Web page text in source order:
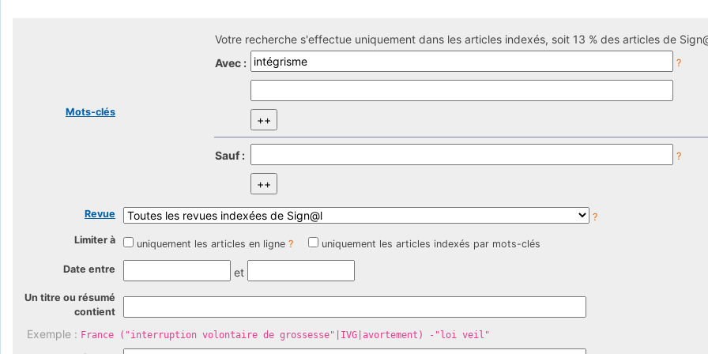
Mots-clés
Votre recherche s'effectue uniquement dans les articles indexés, soit 13 % des articles de
Avec :
?
Sauf : ?
Revue
?
Limiter à
uniquement les articles en ligne ? uniquement les articles indexés par mots-clés
Date entre et
Un titre ou résumé
contient
Exemple : France ("interruption volontaire de grossesse"|IVG|avortement) -"loi veil"